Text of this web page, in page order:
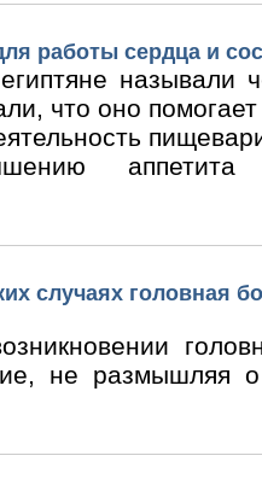
работы сердца и
называли
что оно
случаях головная
не размышляя о